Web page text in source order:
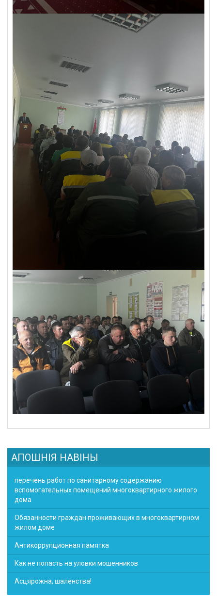
АПОШНІЯ НАВІНЫ
перечень работ по санитарному содержанию
вспомогательных помещений многоквартирного жилого
дома
Обязанности граждан проживающих в многоквартирном
жилом доме
Антикоррупционная памятка
Как не попасть на уловки мошенников
Асцярожна, шаленства!